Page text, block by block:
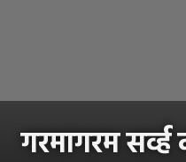
गरमागरम सर्व्ह